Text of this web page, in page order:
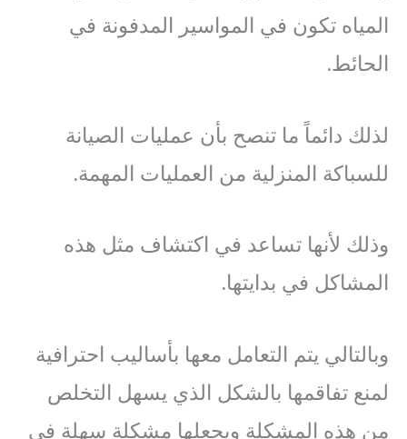
المياه تكون في المواسير المدفونة في
الحائط.
لذلك دائماً ما تنصح بأن عمليات الصيانة
للسباكة المنزلية من العمليات المهمة.
وذلك لأنها تساعد في اكتشاف مثل هذه
المشاكل في بدايتها.
وبالتالي يتم التعامل معها بأساليب احترافية
لمنع تفاقمها بالشكل الذي يسهل التخلص
من هذه المشكلة ويجعلها مشكلة سهلة في